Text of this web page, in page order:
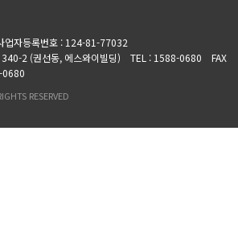
업자등록번호 : 124-81-77032
340-2 (권선동, 에스와이빌딩) TEL : 1588-0680 FAX
RESERVED